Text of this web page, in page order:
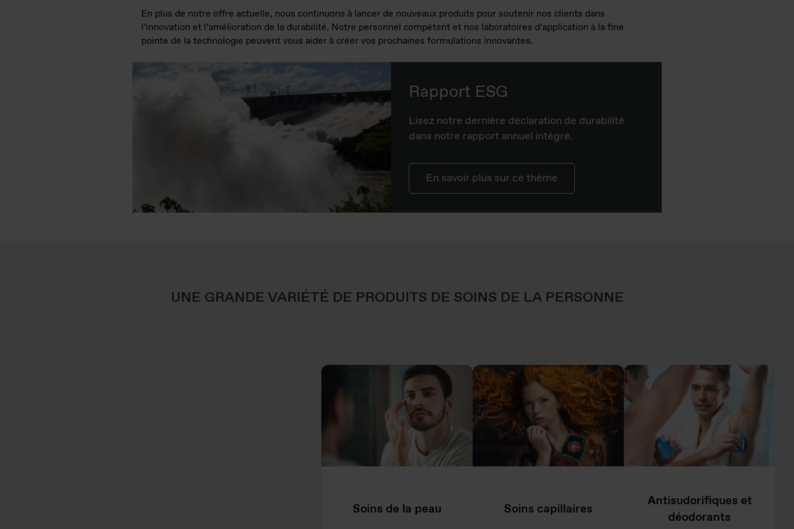
En plus de notre offre actuelle, nous continuons à lancer de nouveaux produits pour soutenir nos clients dans
l’innovation et l’amélioration de la durabilité. Notre personnel compétent et nos laboratoires d’application à la fine
pointe de la technologie peuvent vous aider à créer vos prochaines formulations innovantes.
Rapport ESG
Lisez notre dernière déclaration de durabilité
dans notre rapport annuel intégré.
En savoir plus sur ce thème
UNE GRANDE VARIÉTÉ DE PRODUITS DE SOINS DE LA PERSONNE
Soins de la peau Soins capillaires
Antisudorifiques et
déodorants